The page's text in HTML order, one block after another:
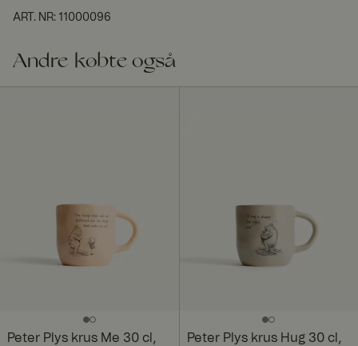
ART. NR: 11000096
Andre købte også
Peter Plys krus Me 30 cl, Peter Plys krus Hug 30 cl,